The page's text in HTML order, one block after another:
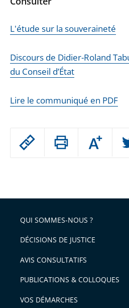
Passer
arriver
après
Augmenter
ou
l'article
pour
avant
L'étude sur la souveraineté
Discours de Didier-Roland
du Conseil d’État
Lire le communiqué en PDF
QUI SOMMES-NOUS ?
DÉCISIONS DE JUSTICE
AVIS CONSULTATIFS
PUBLICATIONS & COLLOQUES
VOS DÉMARCHES